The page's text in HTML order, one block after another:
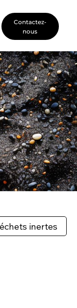
Contactez-
nous
inertes